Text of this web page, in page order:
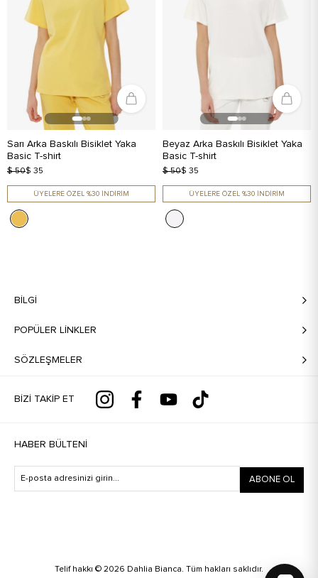
Sarı Arka Baskılı Bisiklet Yaka
Basic T-shirt
$ 50$ 35
ÜYELERE ÖZEL %30 İNDİRİM
Beyaz Arka Baskılı Bisiklet Yaka
Basic T-shirt
$ 50$ 35
ÜYELERE ÖZEL %30 İNDİRİM
BILGI
POPÜLER LİNKLER
SÖZLEŞMELER
BIZI TAKIP ET
HABER BÜLTENI
ABONE OL
Telif hakkı © 2026 Dahlia Bianca. Tüm hakları saklıdır.